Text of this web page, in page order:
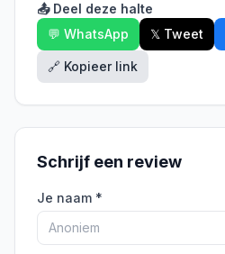
📤 Deel deze halte
💬 WhatsApp
𝕏 Tweet
🔗 Kopieer link
Schrijf een review
Je naam *